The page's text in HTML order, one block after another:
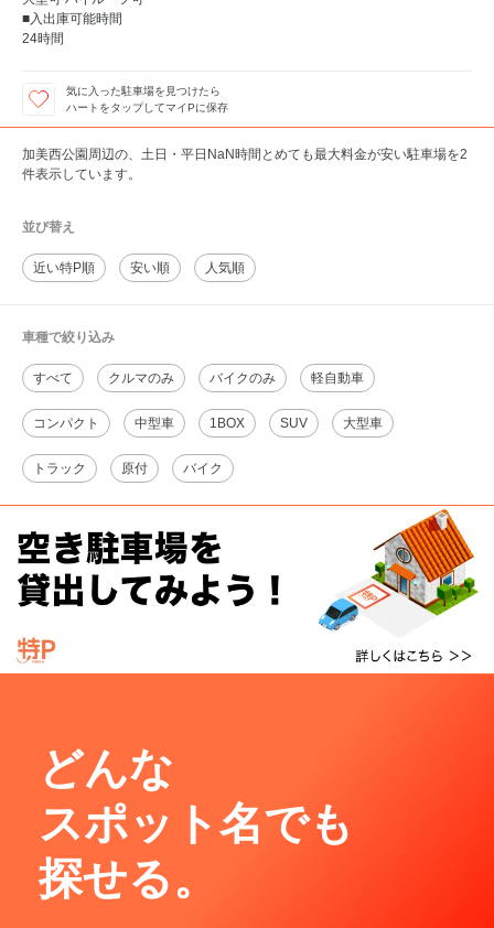
■入出庫可能時間
24時間
気に入った駐車場を見つけたら
ハートをタップしてマイPに保存
加美西公園周辺の、土日・平日NaN時間とめても最大料金が安い駐車場を2
件表示しています。
並び替え
近い特P順 安い順 人気順
車種で絞り込み
すべて クルマのみ バイクのみ 軽自動車
コンパクト 中型車 1BOX SUV 大型車
トラック 原付 バイク
どんな
スポット名でも
探せる。